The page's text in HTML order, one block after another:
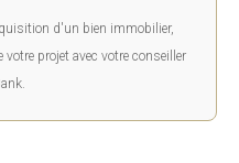
d'un bien immobilier,
projet avec votre conseiller